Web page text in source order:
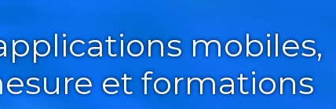
mobiles,
et formations